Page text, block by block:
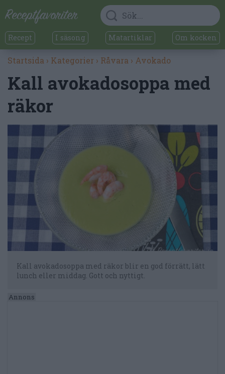
Recept I säsong Matartiklar Om kocken
Startsida › Kategorier › Råvara › Avokado
Kall avokadosoppa med
räkor
Kall avokadosoppa med räkor blir en god förrätt, lätt
lunch eller middag. Gott och nyttigt.